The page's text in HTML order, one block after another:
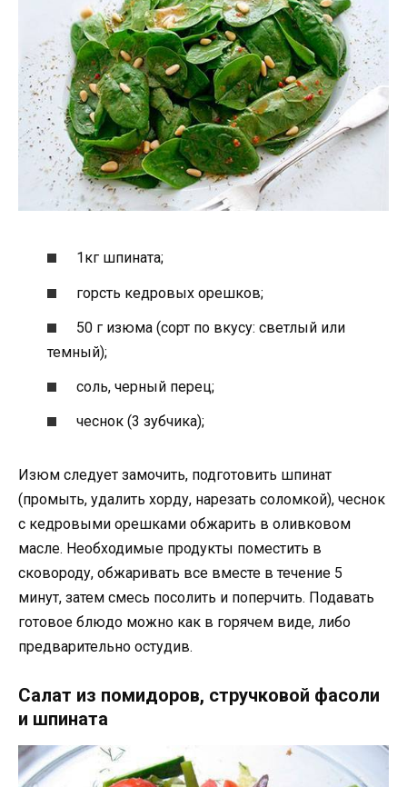
1кг шпината;
горсть кедровых орешков;
50 г изюма (сорт по вкусу: светлый или
темный);
соль, черный перец;
чеснок (3 зубчика);
Изюм следует замочить, подготовить шпинат
(промыть, удалить хорду, нарезать соломкой), чеснок
с кедровыми орешками обжарить в оливковом
масле. Необходимые продукты поместить в
сковороду, обжаривать все вместе в течение 5
минут, затем смесь посолить и поперчить. Подавать
готовое блюдо можно как в горячем виде, либо
предварительно остудив.
Салат из помидоров, стручковой фасоли
и шпината